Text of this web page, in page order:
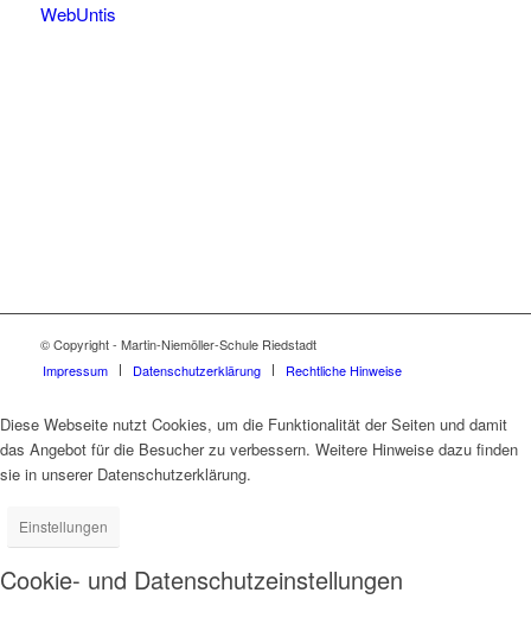
WebUntis
© Copyright - Martin-Niemöller-Schule Riedstadt
Impressum
Datenschutzerklärung Rechtliche Hinweise
Diese Webseite nutzt Cookies, um die Funktionalität der Seiten und damit
das Angebot für die Besucher zu verbessern. Weitere Hinweise dazu finden
sie in unserer Datenschutzerklärung.
Einstellungen
Cookie- und Datenschutzeinstellungen